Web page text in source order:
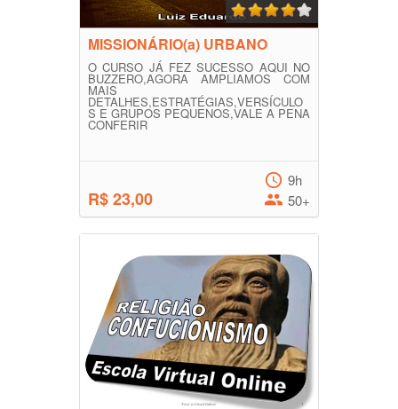
MISSIONÁRIO(a) URBANO
O CURSO JÁ FEZ SUCESSO AQUI NO
BUZZERO,AGORA AMPLIAMOS COM
MAIS
DETALHES,ESTRATÉGIAS,VERSÍCULO
S E GRUPOS PEQUENOS,VALE A PENA
CONFERIR
R$ 23,00
9h
50+